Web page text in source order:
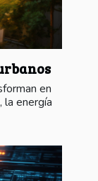
en
energía